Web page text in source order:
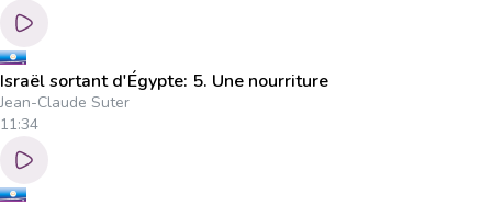
Israël sortant d'Égypte: 5. Une nourriture
Jean-Claude Suter
11:34